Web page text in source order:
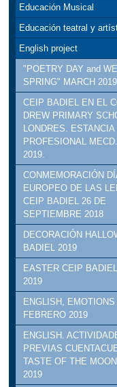
Educación Musical
Educación teatral y
English project
"POETRY DAY and
SPRING" MARCH 2019
CEIP BADIEL EN EL
DREW PRIMARY
LONDRES. ESTANCIA
PROFESIONAL
2019.
CONMEMORACIÓN
EUROPEO DE LAS
CEIP BADIEL 26 DE
SEPTIEMBRE 2018
DECORACIÓN
BADIEL 2019
EASTER CEIP
2019
ENGLISH, EMOTIONS
FEBRERO 2019
ENGLISH.
PREVIAS
TASTE OF THE
2019